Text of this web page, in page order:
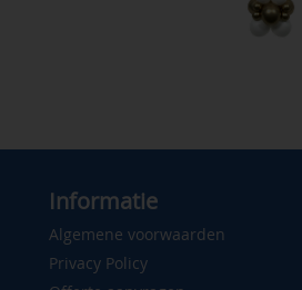
Informatie
Algemene voorwaarden
Privacy Policy